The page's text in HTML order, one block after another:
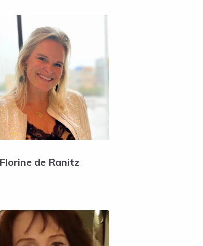
Florine de Ranitz